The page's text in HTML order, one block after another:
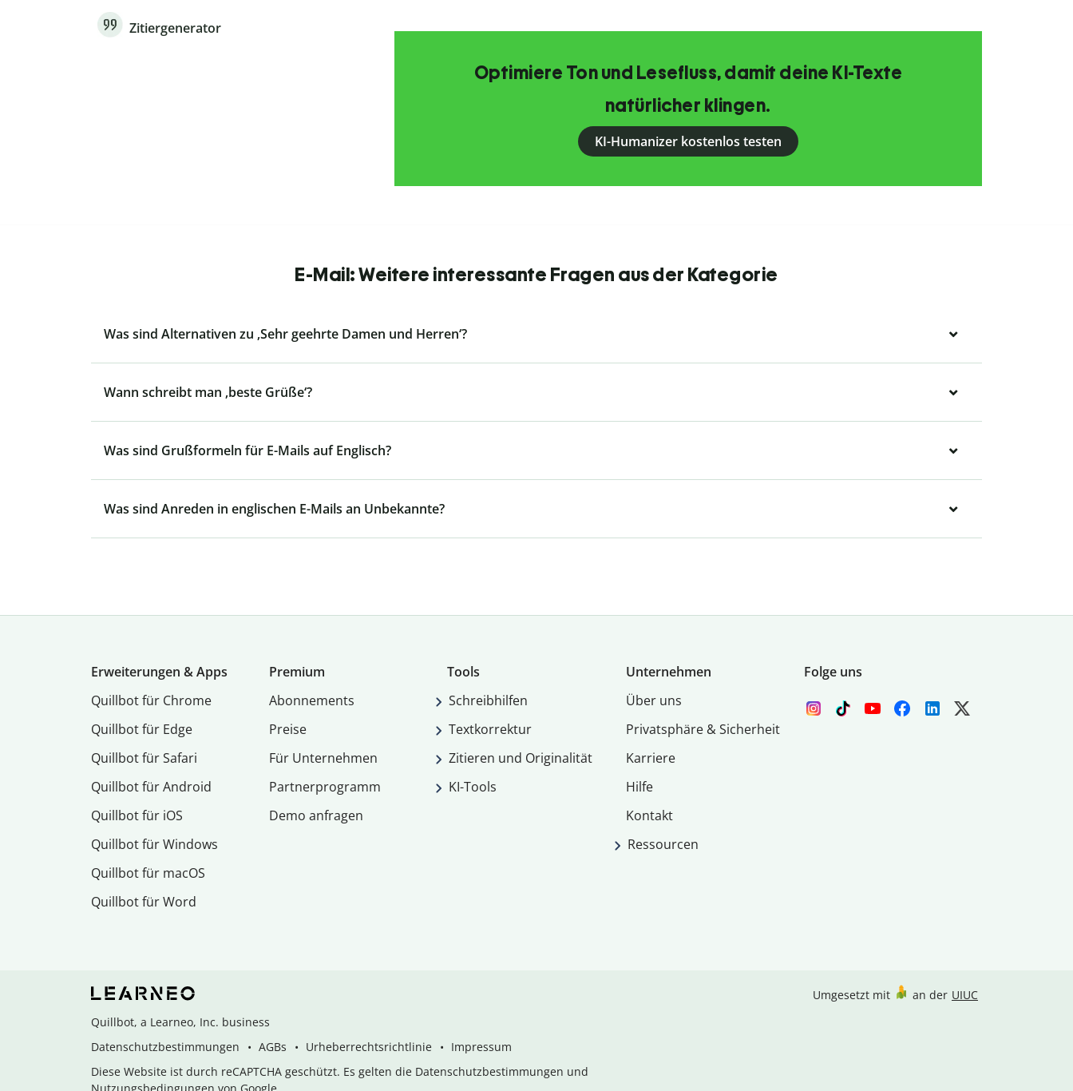
Zitiergenerator
Optimiere Ton und Lesefluss, damit deine KI-Texte
natürlicher klingen.
KI-Humanizer kostenlos testen
E-Mail: Weitere interessante Fragen aus der Kategorie
Was sind Alternativen zu ‚Sehr geehrte Damen und Herren‘?
Wann schreibt man ‚beste Grüße‘?
Was sind Grußformeln für E-Mails auf Englisch?
Was sind Anreden in englischen E-Mails an Unbekannte?
Erweiterungen & Apps
Quillbot für Chrome
Quillbot für Edge
Quillbot für Safari
Quillbot für Android
Quillbot für iOS
Quillbot für Windows
Quillbot für macOS
Quillbot für Word
Premium
Abon­ne­ments
Preise
Für Unternehmen
Partnerprogramm
Demo anfragen
Tools
Schreibhilfen
Textkorrektur
Zitieren und Originalität
KI-Tools
Unternehmen
Über uns
Privatsphäre & Sicherheit
Karriere
Hilfe
Kontakt
Ressourcen
Folge uns
Quillbot, a Learneo, Inc. business
Datenschutzbestimmungen
AGBs Urheberrechtsrichtlinie
Impressum
Diese Website ist durch reCAPTCHA geschützt. Es gelten die Datenschutzbestimmungen und
Umgesetzt mit an der UIUC